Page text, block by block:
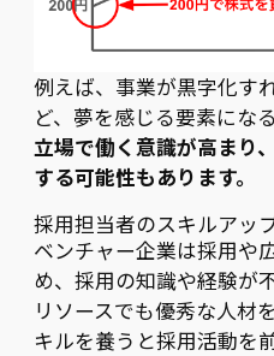
例えば、事業が黒字化す
ど、夢を感じる要素にな
立場で働く意識が高まり
する可能性もあります。
採用担当者のスキルアッ
ベンチャー企業は採用や
め、採用の知識や経験が
リソースでも優秀な人材
キルを養うと採用活動を